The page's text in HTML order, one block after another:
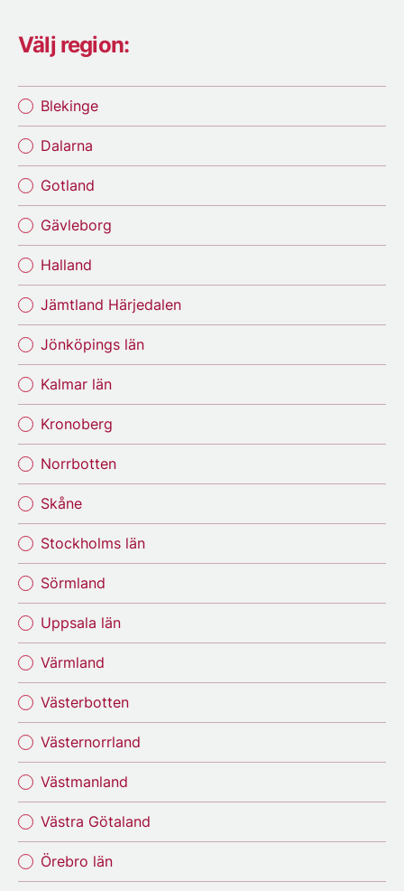
Välj region:
Blekinge
Dalarna
Gotland
Gävleborg
Halland
Jämtland Härjedalen
Jönköpings län
Kalmar län
Kronoberg
Norrbotten
Skåne
Stockholms län
Sörmland
Uppsala län
Värmland
Västerbotten
Västernorrland
Västmanland
Västra Götaland
Örebro län